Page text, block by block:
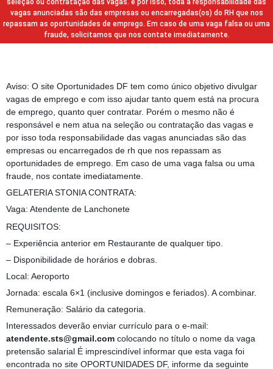
seleção ou contratação das vagas. e por isso, toda a responsabilidade das
vagas anunciadas são das empresas ou encarregadas(os) do RH que nos
repassam as oportunidades de emprego. Em caso de uma vaga falsa ou uma
fraude, solicitamos que nos contate imediatamente.
Aviso: O site Oportunidades DF tem como único objetivo divulgar
vagas de emprego e com isso ajudar tanto quem está na procura
de emprego, quanto quer contratar. Porém o mesmo não é
responsável e nem atua na seleção ou contratação das vagas e
por isso toda responsabilidade das vagas anunciadas são das
empresas ou encarregados de rh que nos repassam as
oportunidades de emprego. Em caso de uma vaga falsa ou uma
fraude, nos contate imediatamente.
GELATERIA STONIA CONTRATA:
Vaga: Atendente de Lanchonete
REQUISITOS:
– Experiência anterior em Restaurante de qualquer tipo.
– Disponibilidade de horários e dobras.
Local: Aeroporto
Jornada: escala 6×1 (inclusive domingos e feriados). A combinar.
Remuneração: Salário da categoria.
Interessados deverão enviar currículo para o e-mail:
atendente.sts@gmail.com colocando no título o nome da vaga
pretensão salarial É imprescindível informar que esta vaga foi
encontrada no site OPORTUNIDADES DF, informe da seguinte